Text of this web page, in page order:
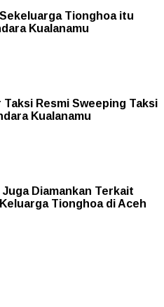
Tionghoa itu
Kualanamu
Taksi Resmi Sweeping Taksi
Kualanamu
Juga Diamankan Terkait
Tionghoa di Aceh